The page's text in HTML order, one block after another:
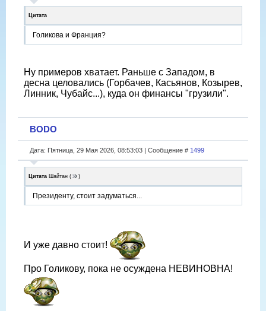
Цитата
Голикова и Франция?
Ну примеров хватает. Раньше с Западом, в
десна целовались (Горбачев, Касьянов, Козырев,
Линник, Чубайс...), куда он финансы "грузили".
BODO
Дата: Пятница, 29 Мая 2026, 08:53:03 | Сообщение # 1499
Цитата Шайтан ( )
Президенту, стоит задуматься...
И уже давно стоит!
Про Голикову, пока не осуждена НЕВИНОВНА!